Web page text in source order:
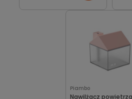
Piambo
Nawilżacz powietrza